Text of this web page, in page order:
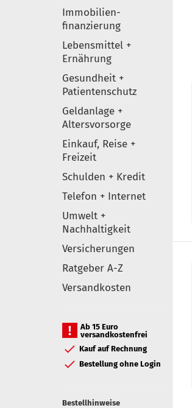
ElementeImmobilien-
finanzierung
Lebensmittel +
Ernährung
Gesundheit +
Patientenschutz
Geldanlage +
Altersvorsorge
Einkauf, Reise +
Freizeit
Schulden + Kredit
Telefon + Internet
Umwelt +
Nachhaltigkeit
Versicherungen
Ratgeber A-Z
Versandkosten
Ab 15 Euro
versandkostenfrei
Kauf auf Rechnung
Bestellung ohne Login
Bestellhinweise